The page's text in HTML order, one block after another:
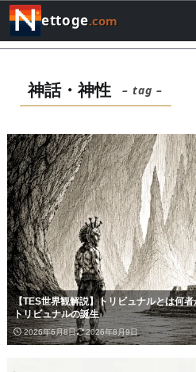
ettoge.com
神話・神性 – tag –
【TES世界観解説】トリビュナルとは何
トリビュナルの誕生
2026年6月8日 2026年8月9日